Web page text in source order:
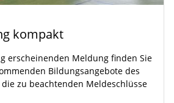
kompakt
erscheinenden Meldung finden Sie
Bildungsangebote des
die zu beachtenden Meldeschlüsse